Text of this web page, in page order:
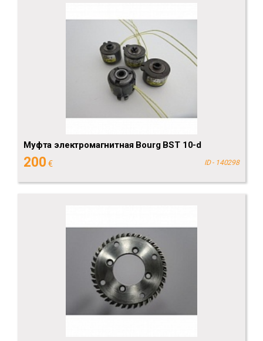
Муфта электромагнитная Bourg BST 10-d
200 € ID - 140298